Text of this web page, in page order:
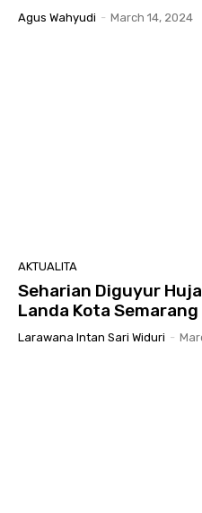
Agus Wahyudi - March 14, 2024
AKTUALITA
Seharian Diguyur
Landa Kota Semarang
Larawana Intan Sari Widuri -